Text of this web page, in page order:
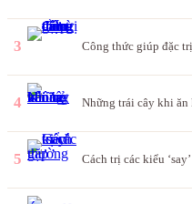
3 Công thức giúp đặc
4 Những trái cây khi ăn
5 Cách trị các kiểu